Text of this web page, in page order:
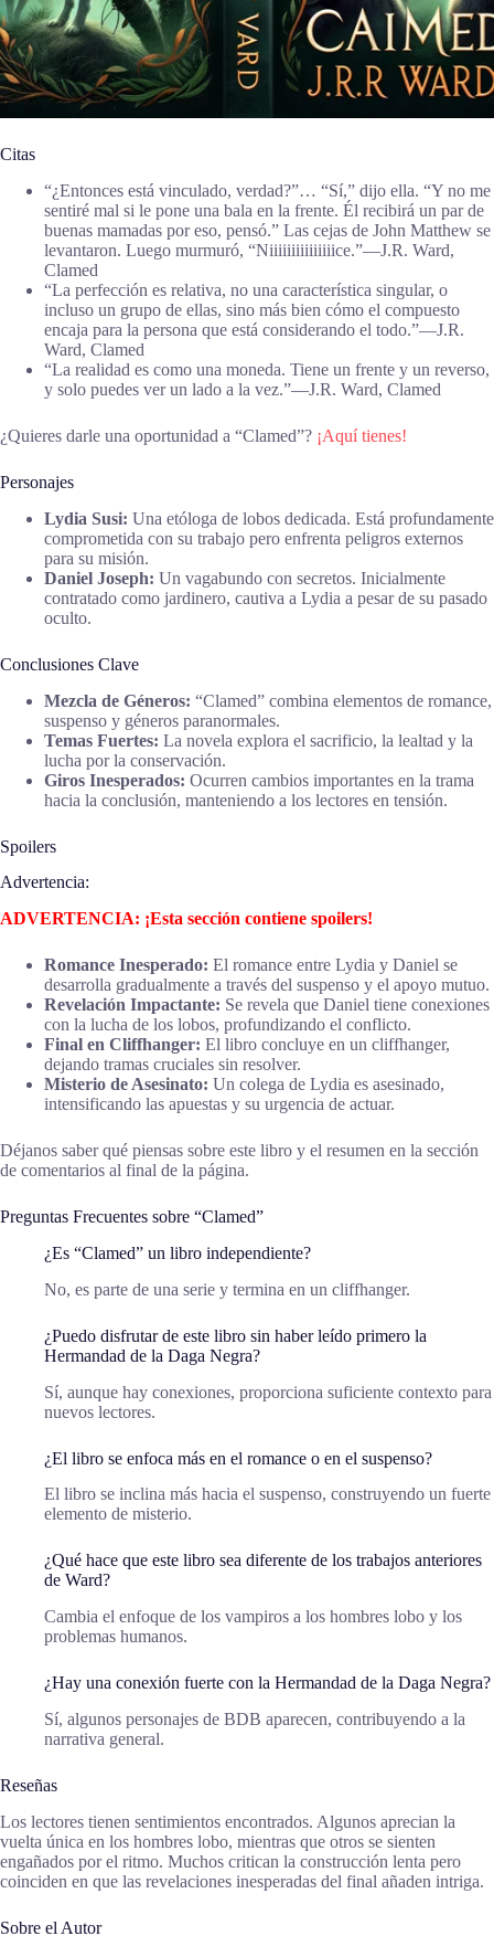
Citas
“¿Entonces está vinculado, verdad?”… “Sí,” dijo ella. “Y no me
sentiré mal si le pone una bala en la frente. Él recibirá un par de
buenas mamadas por eso, pensó.” Las cejas de John Matthew se
levantaron. Luego murmuró, “Niiiiiiiiiiiiiiice.”―J.R. Ward,
Clamed
“La perfección es relativa, no una característica singular, o
incluso un grupo de ellas, sino más bien cómo el compuesto
encaja para la persona que está considerando el todo.”―J.R.
Ward, Clamed
“La realidad es como una moneda. Tiene un frente y un reverso,
y solo puedes ver un lado a la vez.”―J.R. Ward, Clamed
¿Quieres darle una oportunidad a “Clamed”? ¡Aquí tienes!
Personajes
Lydia Susi: Una etóloga de lobos dedicada. Está profundamente
comprometida con su trabajo pero enfrenta peligros externos
para su misión.
Daniel Joseph: Un vagabundo con secretos. Inicialmente
contratado como jardinero, cautiva a Lydia a pesar de su pasado
oculto.
Conclusiones Clave
Mezcla de Géneros: “Clamed” combina elementos de romance,
suspenso y géneros paranormales.
Temas Fuertes: La novela explora el sacrificio, la lealtad y la
lucha por la conservación.
Giros Inesperados: Ocurren cambios importantes en la trama
hacia la conclusión, manteniendo a los lectores en tensión.
Spoilers
Advertencia:
ADVERTENCIA: ¡Esta sección contiene spoilers!
Romance Inesperado: El romance entre Lydia y Daniel se
desarrolla gradualmente a través del suspenso y el apoyo mutuo.
Revelación Impactante: Se revela que Daniel tiene conexiones
con la lucha de los lobos, profundizando el conflicto.
Final en Cliffhanger: El libro concluye en un cliffhanger,
dejando tramas cruciales sin resolver.
Misterio de Asesinato: Un colega de Lydia es asesinado,
intensificando las apuestas y su urgencia de actuar.
Déjanos saber qué piensas sobre este libro y el resumen en la sección
de comentarios al final de la página.
Preguntas Frecuentes sobre “Clamed”
¿Es “Clamed” un libro independiente?
No, es parte de una serie y termina en un cliffhanger.
¿Puedo disfrutar de este libro sin haber leído primero la
Hermandad de la Daga Negra?
Sí, aunque hay conexiones, proporciona suficiente contexto para
nuevos lectores.
¿El libro se enfoca más en el romance o en el suspenso?
El libro se inclina más hacia el suspenso, construyendo un fuerte
elemento de misterio.
¿Qué hace que este libro sea diferente de los trabajos anteriores
de Ward?
Cambia el enfoque de los vampiros a los hombres lobo y los
problemas humanos.
¿Hay una conexión fuerte con la Hermandad de la Daga Negra?
Sí, algunos personajes de BDB aparecen, contribuyendo a la
narrativa general.
Reseñas
Los lectores tienen sentimientos encontrados. Algunos aprecian la
vuelta única en los hombres lobo, mientras que otros se sienten
engañados por el ritmo. Muchos critican la construcción lenta pero
coinciden en que las revelaciones inesperadas del final añaden intriga.
Sobre el Autor